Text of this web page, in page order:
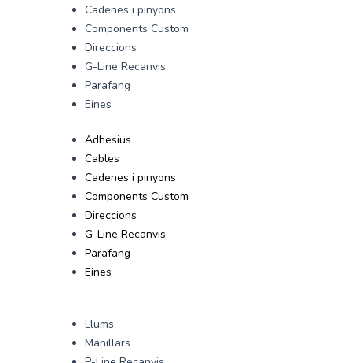
Cadenes i pinyons
Components Custom
Direccions
G-Line Recanvis
Parafang
Eines
Adhesius
Cables
Cadenes i pinyons
Components Custom
Direccions
G-Line Recanvis
Parafang
Eines
Llums
Manillars